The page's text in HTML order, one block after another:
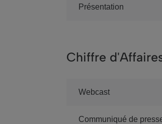
Présentation
Chiffre
Webcast
Communiqué de